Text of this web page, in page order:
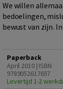
We willen
bedoelingen,
bewust van zijn.
Paperback
April 2010 | ISBN
9789052617657
Levertijd 1-2